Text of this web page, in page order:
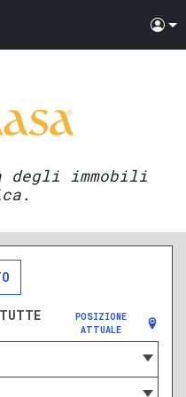
immobili
POSIZIONE
ATTUALE